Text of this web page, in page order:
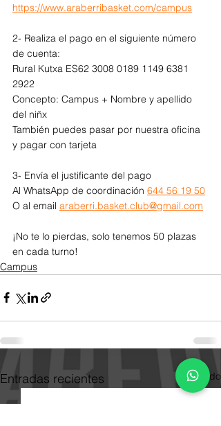
https://www.araberribasket.com/campus
2- Realiza el pago en el siguiente número
de cuenta:
Rural Kutxa ES62 3008 0189 1149 6381
2922
Concepto: Campus + Nombre y apellido
del niñx
También puedes pasar por nuestra oficina
y pagar con tarjeta
3- Envía el justificante del pago
Al WhatsApp de coordinación 644 56 19 50
O al email araberri.basket.club@gmail.com
¡No te lo pierdas, solo tenemos 50 plazas
en cada turno!
Campus
Entradas recientes Ver todo